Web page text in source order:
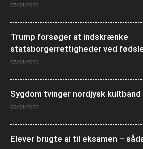
07/08/2026
Trump forsøger at indskrænke
statsborgerrettigheder ved
07/08/2026
Sygdom tvinger nordjysk
06/08/2026
Elever brugte ai til eksamen –